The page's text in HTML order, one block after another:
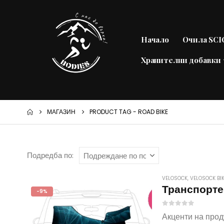
Начало Очила
Хранителни добавки
МАГАЗИН PRODUCT TAG - ROAD BIKE
Подредба по:
-9%
VELOSOCK, VELOSOCK
Акценти на